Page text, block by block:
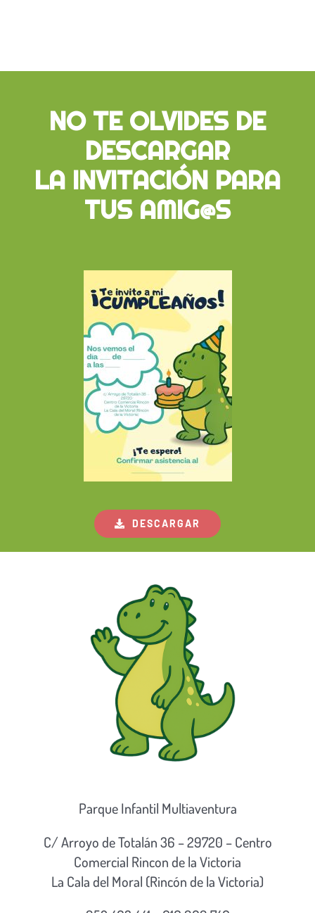
NO TE OLVIDES DE
DESCARGAR
LA INVITACIÓN PARA
TUS AMIG@S
DESCARGAR
Parque Infantil Multiaventura
C/ Arroyo de Totalán 36 – 29720 – Centro
Comercial Rincon de la Victoria
La Cala del Moral (Rincón de la Victoria)